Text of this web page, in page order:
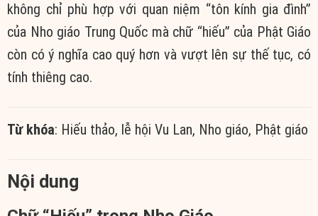
không chỉ phù hợp với quan niệm “tôn kính gia đình”
của Nho giáo Trung Quốc mà chữ “hiếu” của Phật Giáo
còn có ý nghĩa cao quý hơn và vượt lên sự thế tục, có
tính thiêng cao.
Từ khóa: Hiếu thảo, lễ hội Vu Lan, Nho giáo, Phật giáo
Nội dung